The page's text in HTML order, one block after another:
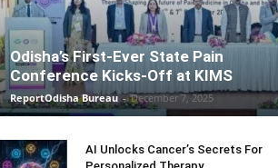
Odisha’s First-Ever State Pain
Conference Kicks-Off at KIMS
ReportOdisha Bureau - December 7, 2025
AI Unlocks Cancer’s Secrets For